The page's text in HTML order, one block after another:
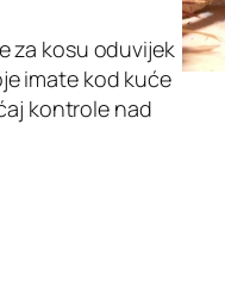
za kosu oduvijek
imate kod kuće
kontrole nad